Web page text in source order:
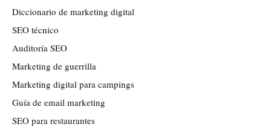
Diccionario de marketing digital
SEO técnico
Auditoría SEO
Marketing de guerrilla
Marketing digital para campings
Guía de email marketing
SEO para restaurantes